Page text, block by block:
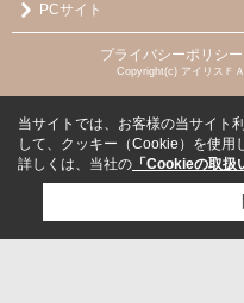
PCサイト
プライバシーポリシー
Copyright(c) アイリスＦ
当サイトでは、お客様の当サイト
して、クッキー（Cookie）を使用
詳しくは、当社の 「Cookieの取扱